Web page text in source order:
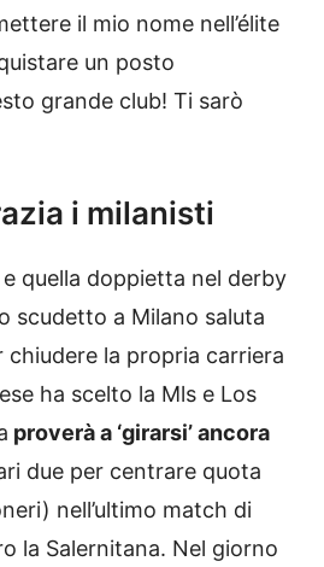
il mio nome nell’élite
un posto
grande club! Ti sarò
i milanisti
quella doppietta nel derby
scudetto a Milano saluta
chiudere la propria carriera
ha scelto la Mls e Los
proverà a ‘girarsi’ ancora
due per centrare quota
nell’ultimo match di
la Salernitana. Nel giorno